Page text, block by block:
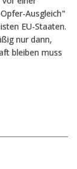
Ausgleich"
EU-Staaten.
nur dann,
bleiben muss